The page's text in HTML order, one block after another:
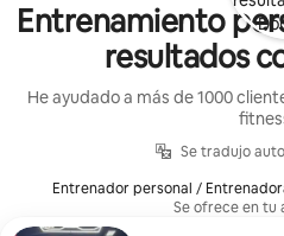
Entrenamiento
resultados
He ayudado a más de 1000
Se tradujo
Entrenador personal /
Se ofrece en tu